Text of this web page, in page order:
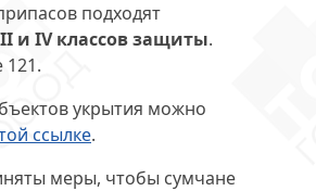
подходят
и IV классов защиты.
121.
укрытия можно
ссылке.
меры, чтобы сумчане